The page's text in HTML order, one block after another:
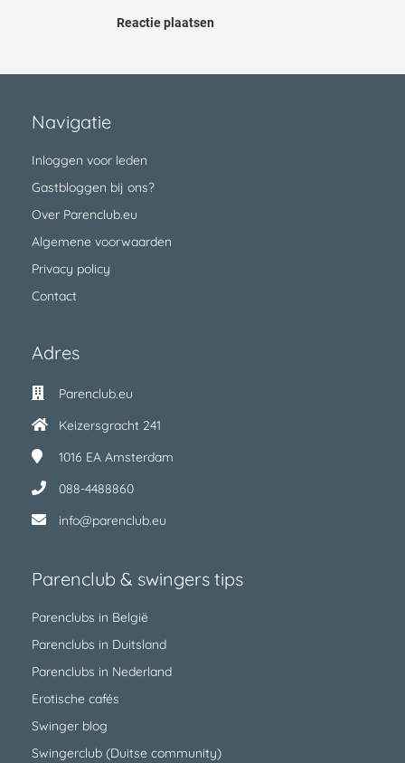
Reactie plaatsen
Navigatie
Inloggen voor leden
Gastbloggen bij ons?
Over Parenclub.eu
Algemene voorwaarden
Privacy policy
Contact
Adres
Parenclub.eu
Keizersgracht 241
1016 EA Amsterdam
088-4488860
info@parenclub.eu
Parenclub & swingers tips
Parenclubs in België
Parenclubs in Duitsland
Parenclubs in Nederland
Erotische cafés
Swinger blog
Swingerclub (Duitse community)